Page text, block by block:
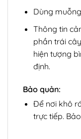
Dùng
Thông tin
phần trái
hiện tượng
định.
Bảo quản:
Để nơi khô
trực tiếp.